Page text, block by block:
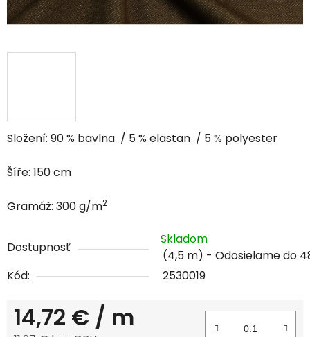
Složení: 90 % bavlna / 5 % elastan / 5 % polyester
Šíře: 150 cm
Gramáž: 300 g/m2
Dostupnosť
Skladom
(4,5 m)
Kód:
2530019
14,72 € / m